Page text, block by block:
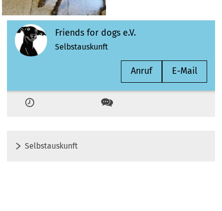
Friends for dogs e.V.
Selbstauskunft
Anruf E-Mail
Zeiten Kontakt
Selbstauskunft